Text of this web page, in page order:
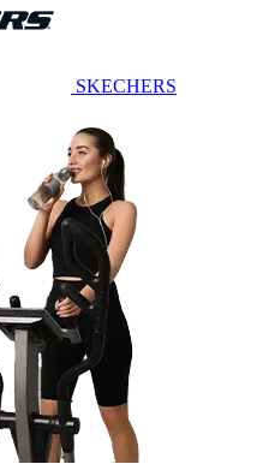
SKECHERS